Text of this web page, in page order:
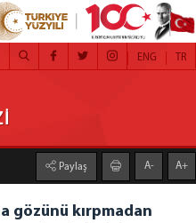
TR
ENG
Paylaş A- A+
gözünü kırpmadan